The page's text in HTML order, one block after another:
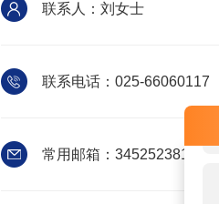
联系人：刘女士
联系电话：025-66060117
常用邮箱：